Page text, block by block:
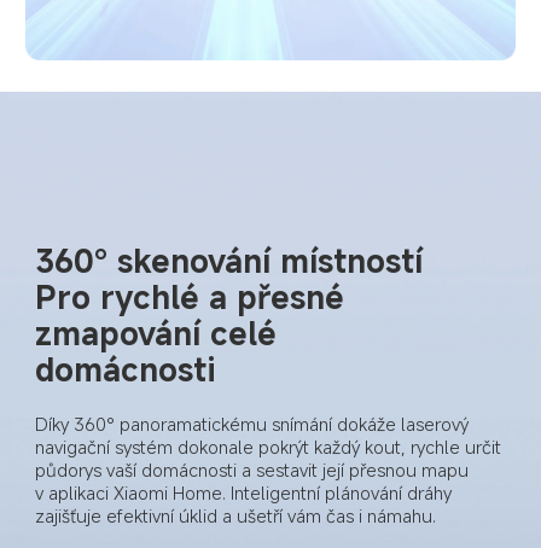
360° skenování místností
Pro rychlé a přesné
zmapování celé
domácnosti
Díky 360° panoramatickému snímání dokáže laserový
navigační systém dokonale pokrýt každý kout, rychle určit
půdorys vaší domácnosti a sestavit její přesnou mapu
v aplikaci Xiaomi Home. Inteligentní plánování dráhy
zajišťuje efektivní úklid a ušetří vám čas i námahu.